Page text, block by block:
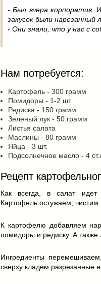
- Был вчера корпоратив.
закусок были нарезанный
- Они знали, что у нас с
Нам потребуется:
Картофель - 300 грамм
Помидоры - 1-2 шт.
Редиска - 150 грамм
Зеленый лук - 50 грамм
Листья салата
Маслины - 80 грамм
Яйца - 3 шт.
Подсолнечное масло - 4
Рецепт
Как всегда, в салат идет
Картофель остужаем, чистим
К картофелю добавляем
помидоры и редиску. А также
Ингредиенты
сверху кладем разрезанные